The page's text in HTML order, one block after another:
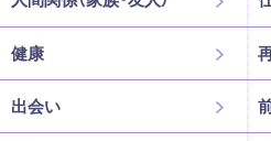
健康
出会い